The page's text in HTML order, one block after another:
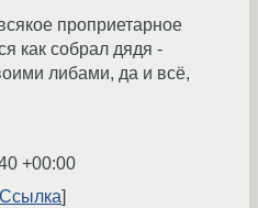
проприетарное
как собрал дядя -
либами, да и всё,
+00:00
Ссылка